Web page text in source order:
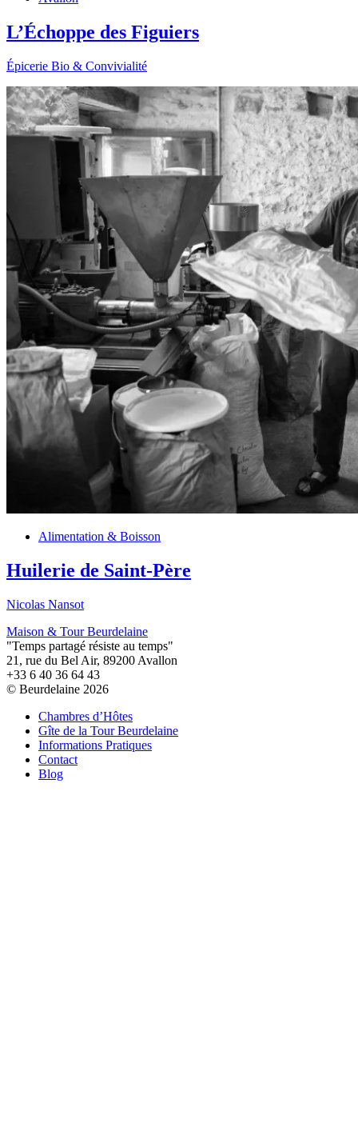
L’Échoppe des Figuiers
Épicerie Bio & Convivialité
Alimentation & Boisson
Huilerie de Saint-Père
Nicolas Nansot
Maison & Tour Beurdelaine
"Temps partagé résiste au temps"
21, rue du Bel Air, 89200 Avallon
+33 6 40 36 64 43
© Beurdelaine 2026
Chambres d’Hôtes
Gîte de la Tour Beurdelaine
Informations Pratiques
Contact
Blog